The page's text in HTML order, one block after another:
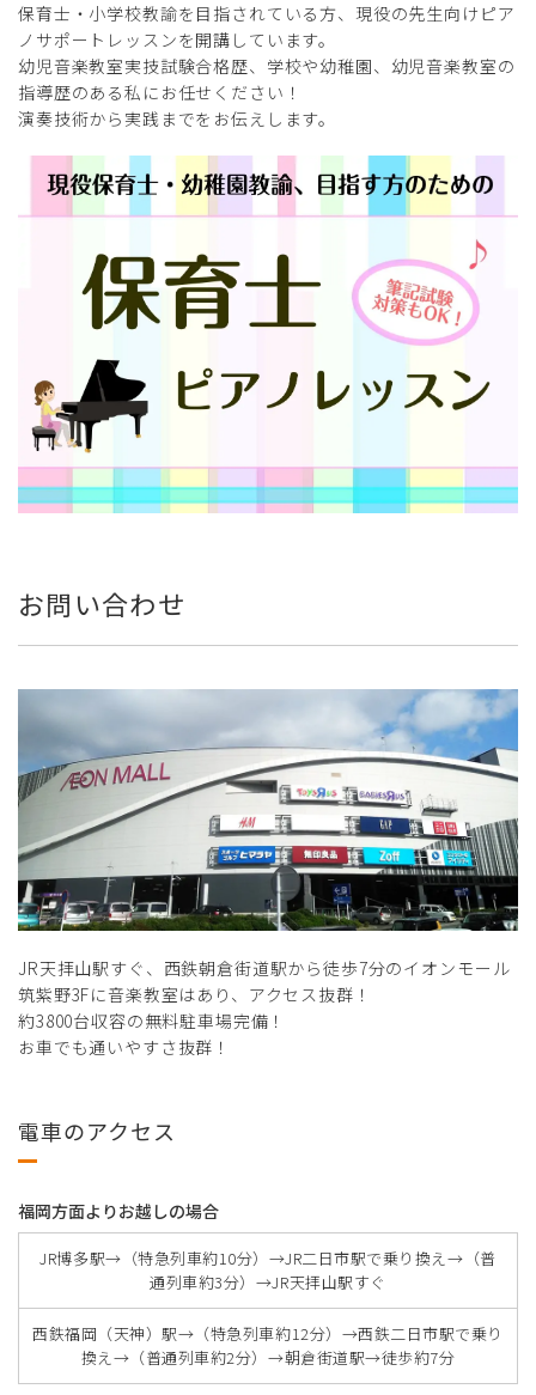
保育士・小学校教諭を目指されている方、現役の先生向けピア
ノサポートレッスンを開講しています。
幼児音楽教室実技試験合格歴、学校や幼稚園、幼児音楽教室の
指導歴のある私にお任せください！
演奏技術から実践までをお伝えします。
お問い合わせ
JR天拝山駅すぐ、西鉄朝倉街道駅から徒歩7分のイオンモール
筑紫野3Fに音楽教室はあり、アクセス抜群！
約3800台収容の無料駐車場完備！
お車でも通いやすさ抜群！
電車のアクセス
福岡方面よりお越しの場合
JR博多駅→（特急列車約10分）→JR二日市駅で乗り換え→（普
通列車約3分）→JR天拝山駅すぐ
西鉄福岡（天神）駅→（特急列車約12分）→西鉄二日市駅で乗り
換え→（普通列車約2分）→朝倉街道駅→徒歩約7分